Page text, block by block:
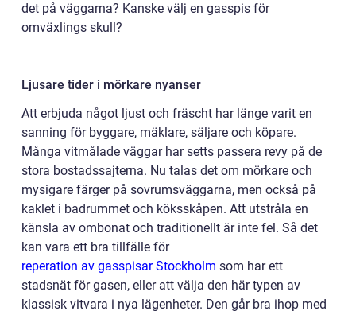
det på väggarna? Kanske välj en gasspis för
omväxlings skull?
Ljusare tider i mörkare nyanser
Att erbjuda något ljust och fräscht har länge varit en
sanning för byggare, mäklare, säljare och köpare.
Många vitmålade väggar har setts passera revy på de
stora bostadssajterna. Nu talas det om mörkare och
mysigare färger på sovrumsväggarna, men också på
kaklet i badrummet och köksskåpen. Att utstråla en
känsla av ombonat och traditionellt är inte fel. Så det
kan vara ett bra tillfälle för
reperation av gasspisar Stockholm som har ett
stadsnät för gasen, eller att välja den här typen av
klassisk vitvara i nya lägenheter. Den går bra ihop med